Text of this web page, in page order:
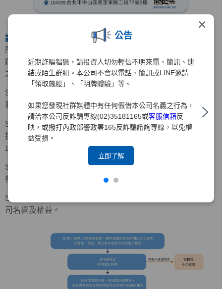
×
公告
近期詐騙猖獗，請投資人切勿輕信不明來電、簡訊、連
結或陌生群組。本公司不會以電話、簡訊或LINE邀請
「領取飆股」、「明牌體驗」等。
如果您發現社群媒體中有任何假借本公司名義之行為，
請洽本公司反詐騙專線(02)35181165或客服信箱反
映，或撥打內政部警政署165反詐騙諮詢專線，以免權
益受損。
立即了解
調查程序
所有經檢舉管道所檢舉之事件，本公司均妥善記錄並謹慎追
蹤處理，若案件調查屬實，將依「檢舉制度實施辦法」規定
之下列程序處理。
Step 1：立即要求被檢舉人停止相關行為，並預為必要之防
範或緊急應變措施。
Step 2：由被檢舉人所屬部門主管或被檢舉事項之權責單位
提出書面檢討改善措施，交由調查單位追蹤至改善完成為
止。
Step 3：涉及重大違規或有致本公司受重大損害之虞者，由
相關部門另向審計委員會報告後續處理及檢討改善措施。
Step 4：必要時，透過法律程序請求損害賠償，以維護本公
司名譽及權益。